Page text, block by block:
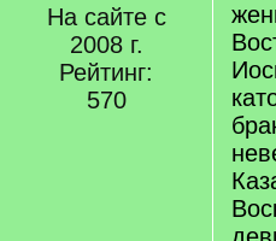
На сайте с
2008 г.
Рейтинг:
570